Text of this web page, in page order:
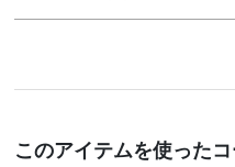
このアイテムを使った